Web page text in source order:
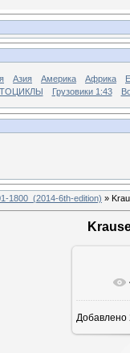
Азия Америка Африка
Грузовики 1:43
1800_(2014-6th-edition) »
Добавлено